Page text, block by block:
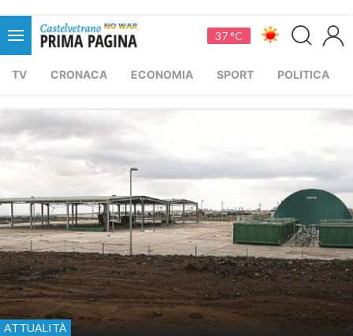
37 °C
TV CRONACA ECONOMIA SPORT POLITICA
ATTUALITÀ